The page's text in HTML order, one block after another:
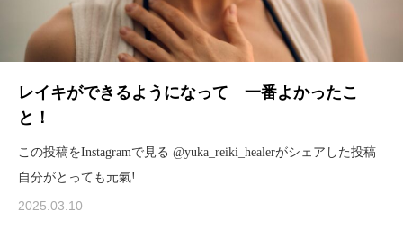
レイキができるようになって 一番よかったこ
と！
この投稿をInstagramで見る @yuka_reiki_healerがシェアした投稿
自分がとっても元氣!…
2025.03.10